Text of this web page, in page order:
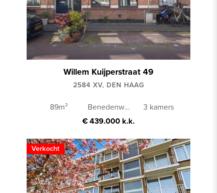
Willem Kuijperstraat 49
2584 XV, DEN HAAG
89m² Benedenwoning
3 kamers
€ 439.000 k.k.
Verkocht